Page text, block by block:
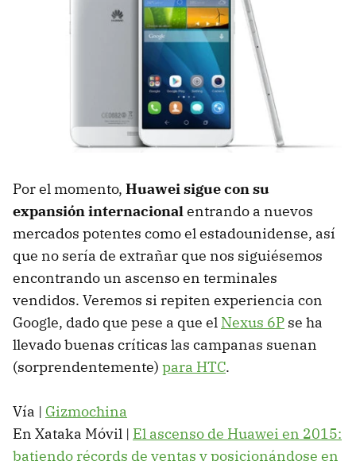
Por el momento, Huawei sigue con su
expansión internacionalentrando a nuevos
mercados potentes como el estadounidense, así
que no sería de extrañar que nos siguiésemos
encontrando un ascenso en terminales
vendidos. Veremos si repiten experiencia con
Google, dado que pese a que el Nexus 6P se ha
llevado buenas críticas las campanas suenan
(sorprendentemente) para HTC.
Vía | Gizmochina
En Xataka Móvil | El ascenso de Huawei en 2015:
batiendo récords de ventas y posicionándose en